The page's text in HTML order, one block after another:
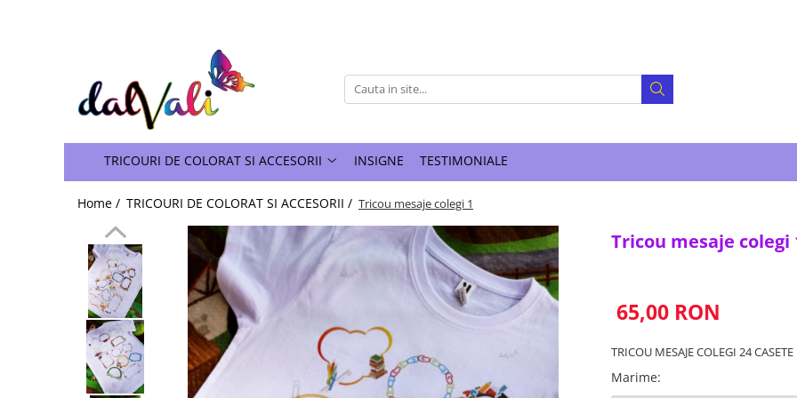
TRICOURI DE COLORAT SI ACCESORII
TRICOURI COPII
TRICOURI DE COLORAT SI ACCESORII INSIGNE TESTIMONIALE
Home / TRICOURI DE COLORAT SI ACCESORII / Tricou mesaje colegi 1
Tricou mesaje colegi
65,00 RON
TRICOU MESAJE COLEGI 24 CASETE
Marime: